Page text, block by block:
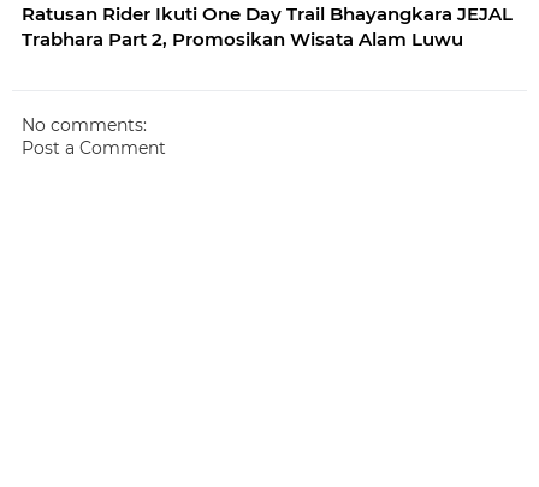
Ratusan Rider Ikuti One Day Trail Bhayangkara JEJAL
Trabhara Part 2, Promosikan Wisata Alam Luwu
No comments:
Post a Comment